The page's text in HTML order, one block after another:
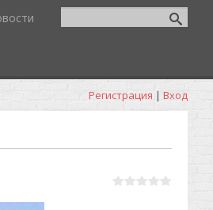
Регистрация | Вход